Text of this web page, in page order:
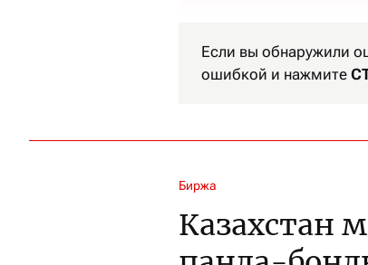
Если вы обнаружили
ошибкой и нажмите
Биржа
Казахстан